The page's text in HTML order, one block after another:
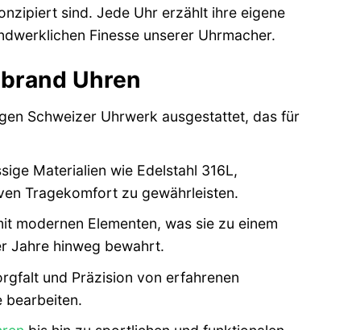
sind. Jede Uhr erzählt ihre eigene
Finesse unserer Uhrmacher.
Uhren
Schweizer Uhrwerk ausgestattet, das für
Materialien wie Edelstahl 316L,
Tragekomfort zu gewährleisten.
modernen Elementen, was sie zu einem
Jahre hinweg bewahrt.
und Präzision von erfahrenen
bearbeiten.